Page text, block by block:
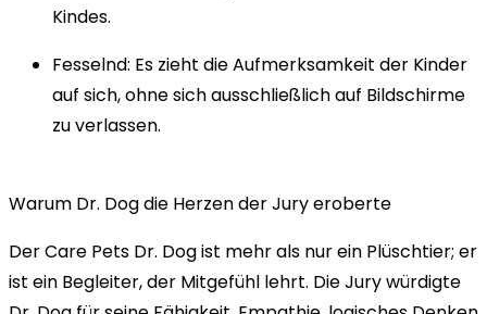
Kindes.
Fesselnd: Es zieht die Aufmerksamkeit der Kinder
auf sich, ohne sich ausschließlich auf Bildschirme
zu verlassen.
Warum Dr. Dog die Herzen der Jury eroberte
Der Care Pets Dr. Dog ist mehr als nur ein Plüschtier; er
ist ein Begleiter, der Mitgefühl lehrt. Die Jury würdigte